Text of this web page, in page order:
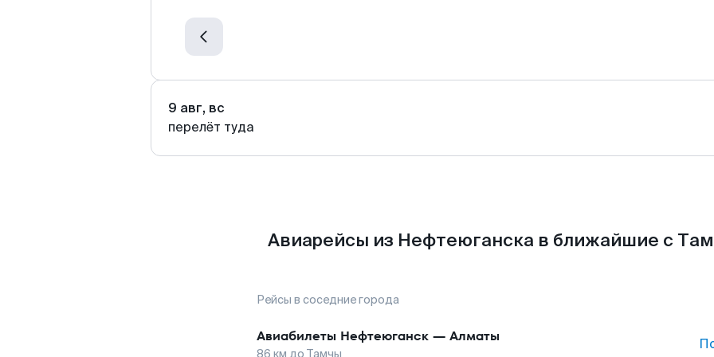
9 авг, вс
перелёт туда
Авиарейсы из Нефтеюганска в ближайшие с
Рейсы в соседние города
Авиабилеты Нефтеюганск — Алматы
86 км до Тамчы